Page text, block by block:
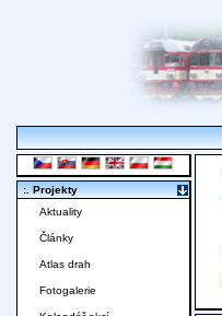
:. Projekty
Aktuality
Články
Atlas drah
Fotogalerie